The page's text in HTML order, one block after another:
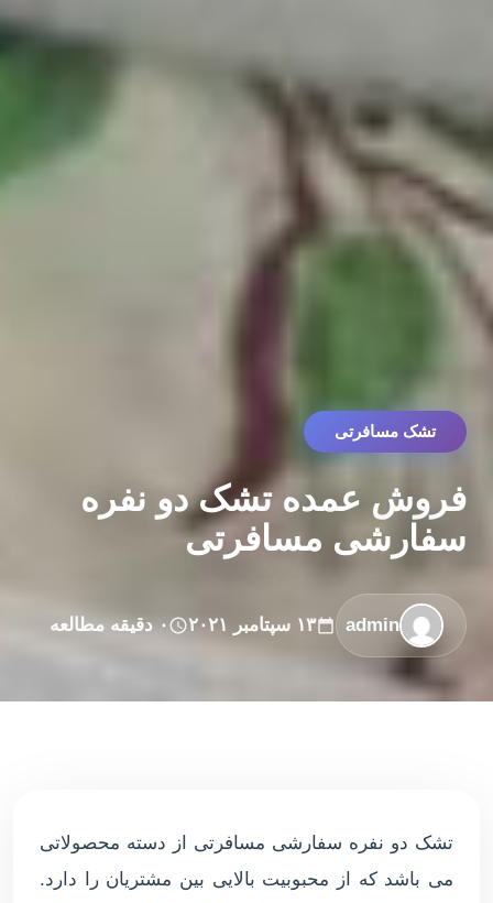
تشک مسافرتی
فروش عمده تشک دو نفره
سفارشی مسافرتی
admin ۱۳ سپتامبر ۲۰۲۱ ۰ دقیقه مطالعه
تشک دو نفره سفارشی مسافرتی از دسته محصولاتی
می باشد که از محبوبیت بالایی بین مشتریان را دارد.